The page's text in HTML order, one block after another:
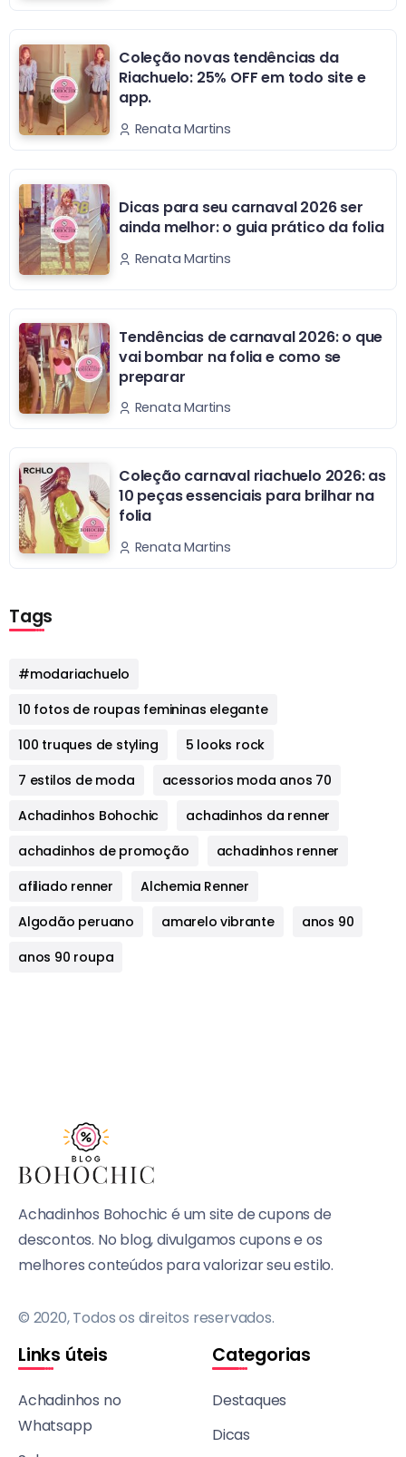
Coleção novas tendências da
Riachuelo: 25% OFF em todo site e
app.
Renata Martins
Dicas para seu carnaval 2026 ser
ainda melhor: o guia prático da folia
Renata Martins
Tendências de carnaval 2026: o que
vai bombar na folia e como se
preparar
Renata Martins
Coleção carnaval riachuelo 2026: as
10 peças essenciais para brilhar na
folia
Renata Martins
Tags
#modariachuelo
10 fotos de roupas femininas elegante
100 truques de styling
5 looks rock
7 estilos de moda
acessorios moda anos 70
Achadinhos Bohochic
achadinhos da renner
achadinhos de promoção
achadinhos renner
afiliado renner
Alchemia Renner
Algodão peruano
amarelo vibrante
anos 90
anos 90 roupa
Achadinhos Bohochic é um site de cupons de
descontos. No blog, divulgamos cupons e os
melhores conteúdos para valorizar seu estilo.
© 2020, Todos os direitos reservados.
Links úteis
Achadinhos no
Whatsapp
Categorias
Destaques
Dicas